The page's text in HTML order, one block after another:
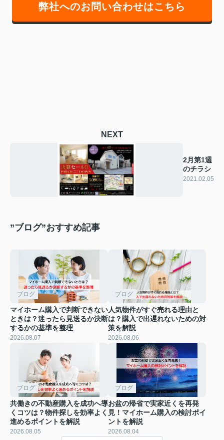
弊社へのお問い合わせはこちら
NEXT
2月第1週
のチラシ
2021.02.05
”ブログ”おすすめ記事
ブログ
マイホーム購入で判断できない
ときは？迷ったら見送るか決断
するかの基準を整理
2026.08.07
ブログ
人気物件がすぐ売れる理由と
は？購入で出遅れないための対
策を解説
2026.08.06
ブログ
共働きの不動産購入を成功へ導
くコツは？物件探しを効率よく
進めるポイントを解説
2026.08.05
ブログ
お盆の帰省で実家近くを再発
見！マイホーム購入の検討ポイ
ントを解説
2026.08.04